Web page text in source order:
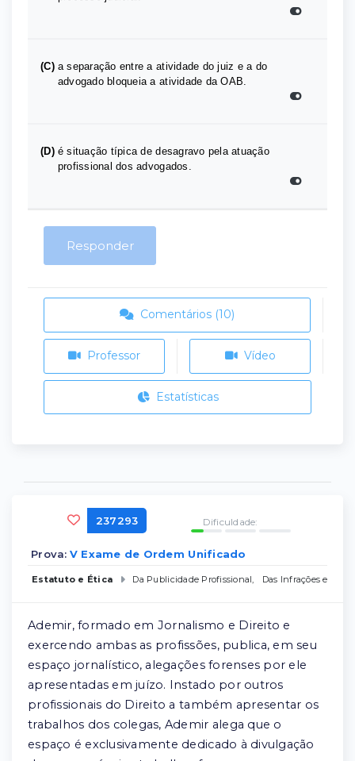
(C) a separação entre a atividade do juiz e a do
advogado bloqueia a atividade da OAB.
(D) é situação típica de desagravo pela atuação
profissional dos advogados.
Responder
Comentários (10)
Professor Vídeo
Estatísticas
237293 Dificuldade:
Prova: V Exame de Ordem Unificado
Estatuto e Ética Da Publicidade Profissional, Das Infrações e
Ademir, formado em Jornalismo e Direito e
exercendo ambas as profissões, publica, em seu
espaço jornalístico, alegações forenses por ele
apresentadas em juízo. Instado por outros
profissionais do Direito a também apresentar os
trabalhos dos colegas, Ademir alega que o
espaço é exclusivamente dedicado à divulgação